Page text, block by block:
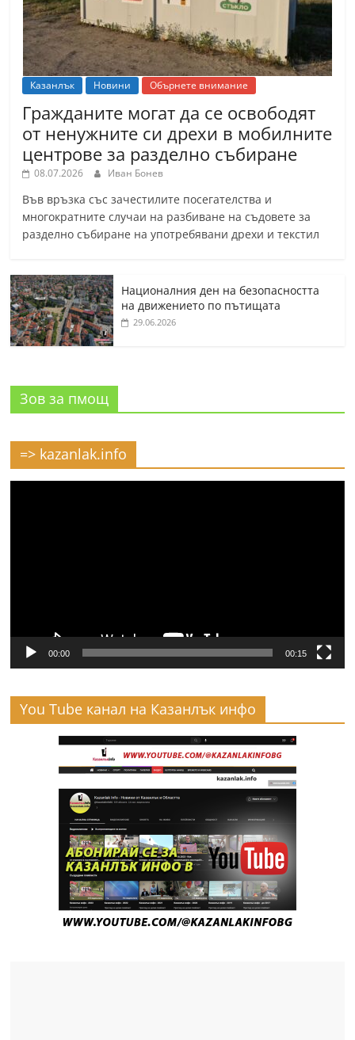
Казанлък Новини Обърнете внимание
Гражданите могат да се освободят
от ненужните си дрехи в мобилните
центрове за разделно събиране
08.07.2026 Иван Бонев
Във връзка със зачестилите посегателства и
многократните случаи на разбиване на съдовете за
разделно събиране на употребявани дрехи и текстил
Националния ден на безопасността
на движението по пътищата
29.06.2026
Зов за пмощ
=> kazanlak.info
00:00 00:15
You Tube канал на Казанлък инфо